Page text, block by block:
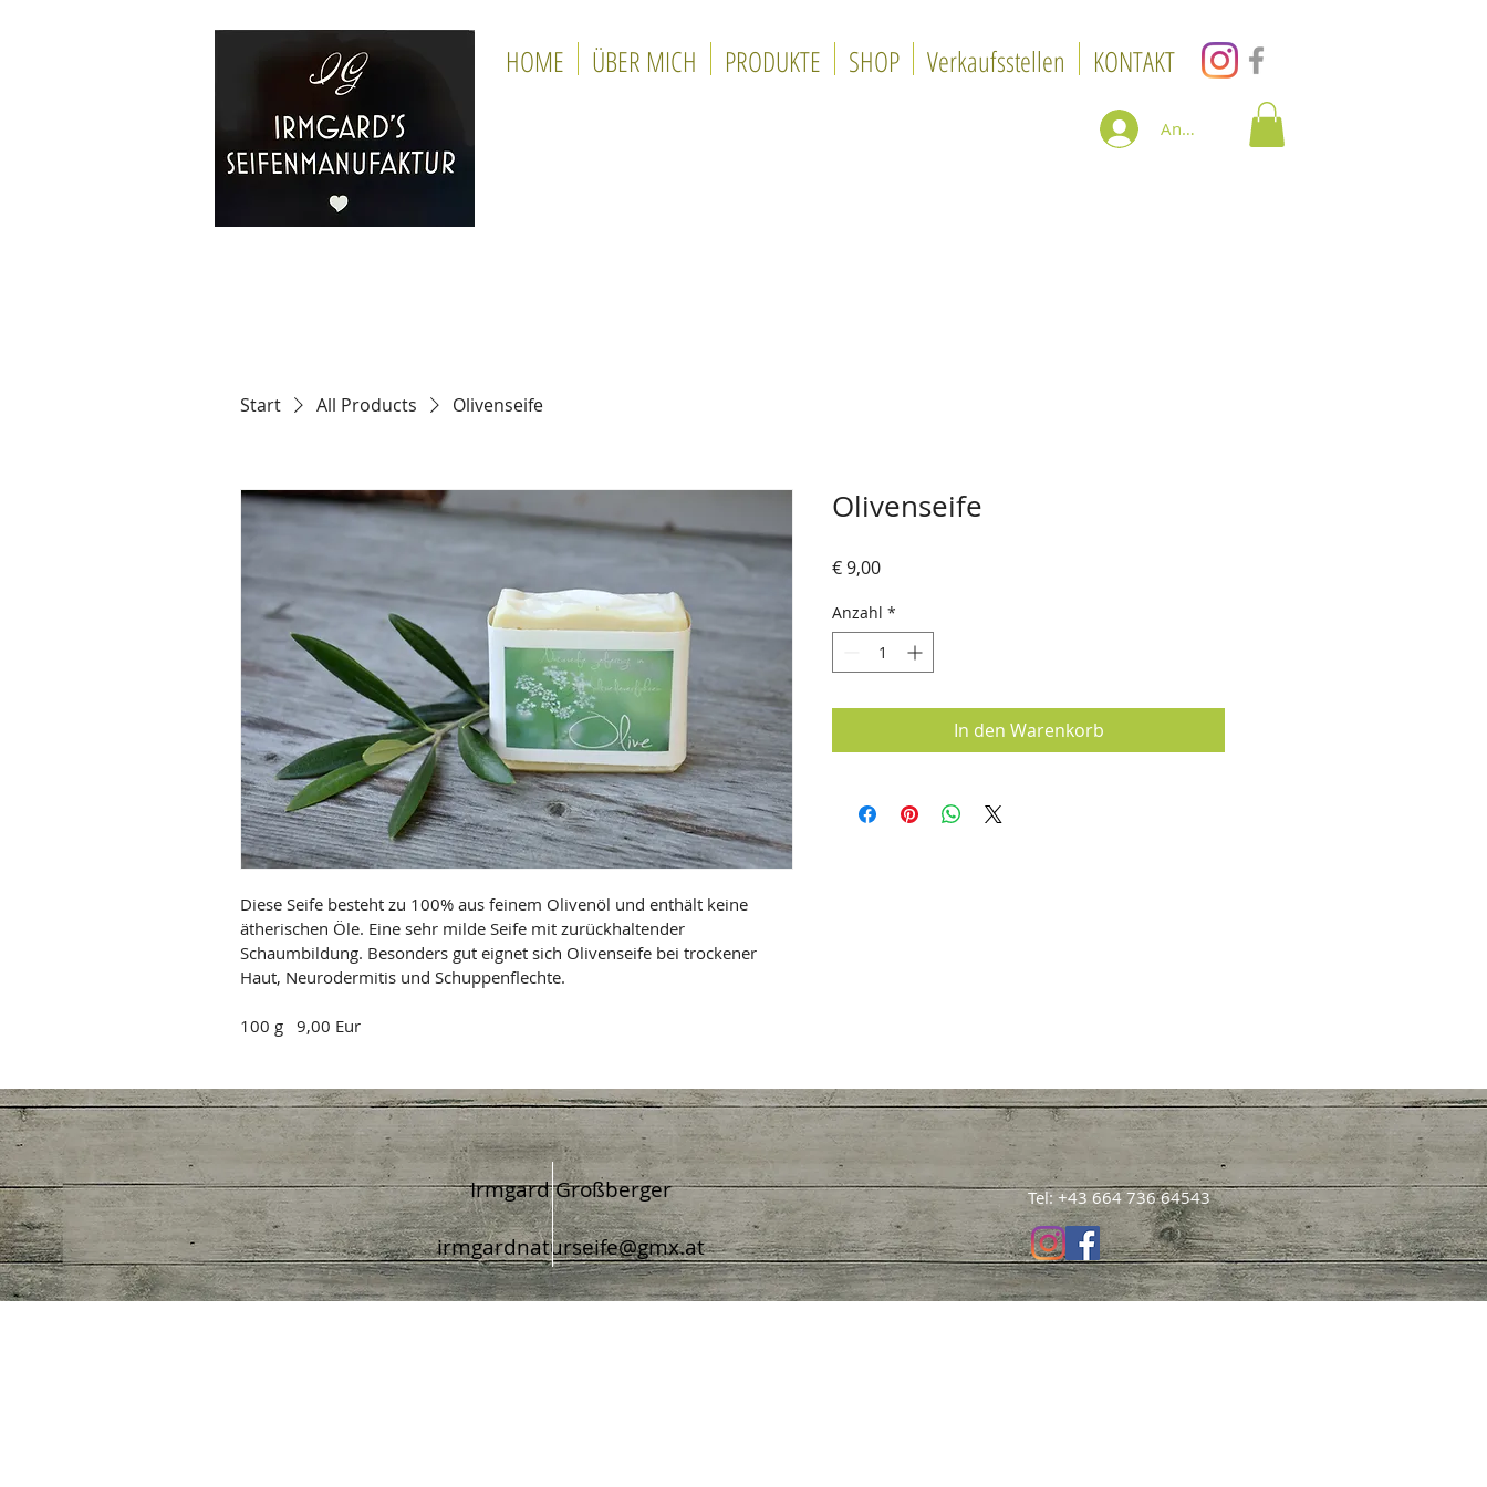
HOME ÜBER MICH PRODUKTE SHOP Verkaufsstellen KONTAKT
Anmelden
Start All Products Olivenseife
Diese Seife besteht zu 100% aus feinem Olivenöl und enthält keine
ätherischen Öle. Eine sehr milde Seife mit zurückhaltender
Schaumbildung. Besonders gut eignet sich Olivenseife bei trockener
Haut, Neurodermitis und Schuppenflechte.
100 g   9,00 Eur
Olivenseife
€ 9,00Preis
Anzahl *
In den Warenkorb
Irmgard Großberger
irmgardnaturseife@gmx.at
Tel: +43 664 736 64543